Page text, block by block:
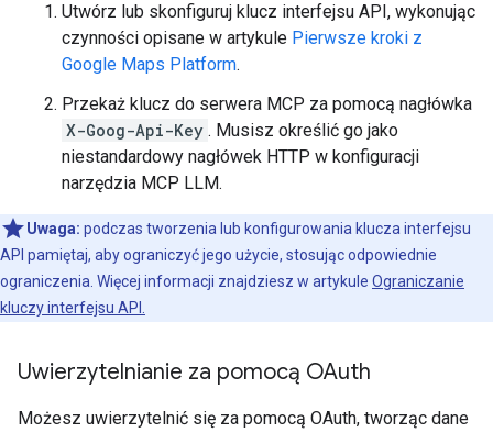
Utwórz lub skonfiguruj klucz interfejsu API, wykonując
czynności opisane w artykule Pierwsze kroki z
Google Maps Platform.
Przekaż klucz do serwera MCP za pomocą nagłówka
X-Goog-Api-Key . Musisz określić go jako
niestandardowy nagłówek HTTP w konfiguracji
narzędzia MCP LLM.
Uwaga: podczas tworzenia lub konfigurowania klucza interfejsu
API pamiętaj, aby ograniczyć jego użycie, stosując odpowiednie
ograniczenia. Więcej informacji znajdziesz w artykule Ograniczanie
kluczy interfejsu API.
Uwierzytelnianie za pomocą OAuth
Możesz uwierzytelnić się za pomocą OAuth, tworząc dane